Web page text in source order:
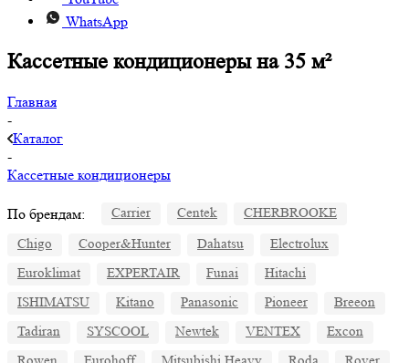
WhatsApp
Кассетные кондиционеры на 35 м²
Главная
-
Каталог
-
Кассетные кондиционеры
По брендам: Carrier Centek
CHERBROOKE
Chigo
Cooper&Hunter Dahatsu
Electrolux
Euroklimat
EXPERTAIR Funai
Hitachi
ISHIMATSU
Kitano Panasonic Pioneer
Breeon
Tadiran
SYSCOOL Newtek VENTEX
Excon